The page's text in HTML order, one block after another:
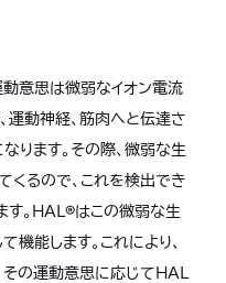
意思は微弱なイオン電流
運動神経、筋肉へと伝達さ
ります。その際、微弱な生
るので、これを検出でき
。ＨＡＬ®はこの微弱な生
機能します。これにより、
の運動意思に応じてＨＡＬ